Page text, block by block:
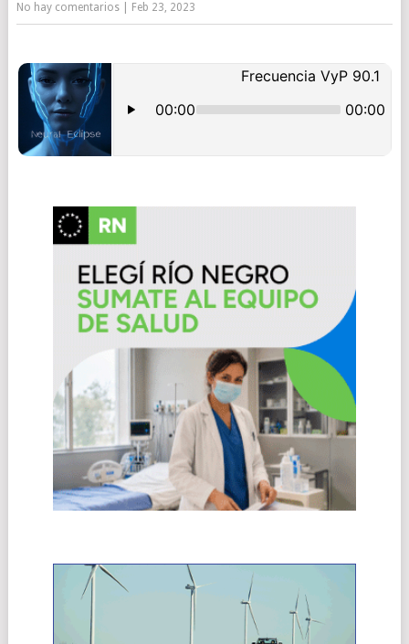
No hay comentarios| Feb 23, 2023